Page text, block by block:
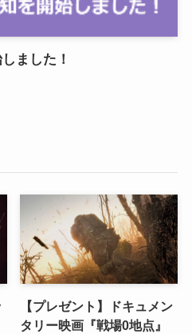
ました！
【プレゼント】ドキュメン
タリー映画『戦場0地点』